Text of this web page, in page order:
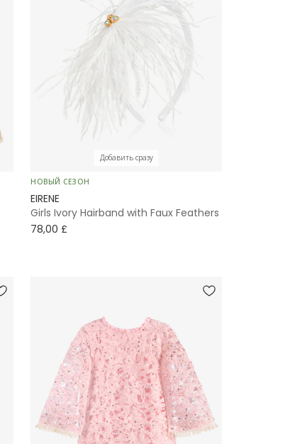
Добавить сразу
НОВЫЙ СЕЗОН
EIRENE
Girls Ivory Hairband with Faux Feathers
78,00 £